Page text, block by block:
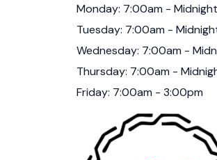
Monday: 7:00am - Midnight
Tuesday: 7:00am -
Wednesday: 7:00am -
Thursday: 7:00am -
Friday: 7:00am - 3:00pm